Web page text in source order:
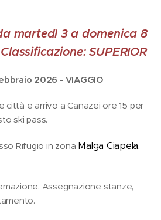
martedì 3 a domenica 8
SUPERIOR
2026 - VIAGGIO
città e arrivo a Canazei ore 15 per
ski pass.
Rifugio in zona Malga Ciapela,
Assegnazione stanze,